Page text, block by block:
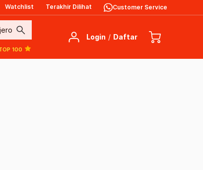
Watchlist Terakhir Dilihat Customer Service
search
100
Login / Daftar